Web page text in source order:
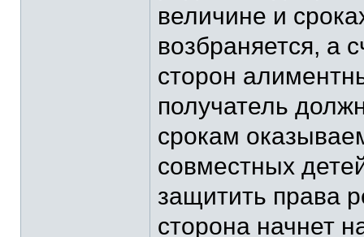
величине и
возбраняется, а
сторон
получатель
срокам
совместных
защитить права
сторона начнет